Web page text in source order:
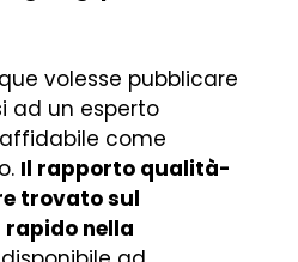
volesse pubblicare
ad un esperto
come
Il rapporto qualità-
trovato sul
rapido nella